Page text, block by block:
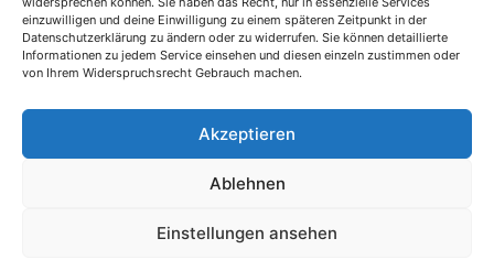
einzuwilligen und deine Einwilligung zu einem späteren Zeitpunkt in der
Datenschutzerklärung zu ändern oder zu widerrufen. Sie können detaillierte
Informationen zu jedem Service einsehen und diesen einzeln zustimmen oder
von Ihrem Widerspruchsrecht Gebrauch machen.
Akzeptieren
Ablehnen
Einstellungen ansehen
gibt.
Die Mein Lübecker Kontomodelle
Datenverwendung
© S-Markt & Mehrwert & Sparkasse zu Lübeck, 2024